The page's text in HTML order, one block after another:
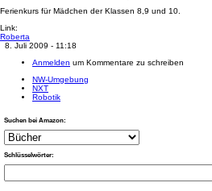
Ferienkurs für Mädchen der Klassen 8,9 und 10.
Link:
Roberta
8. Juli 2009 - 11:18
Anmelden um Kommentare zu schreiben
NW-Umgebung
NXT
Robotik
Suchen bei Amazon:
Schlüsselwörter: